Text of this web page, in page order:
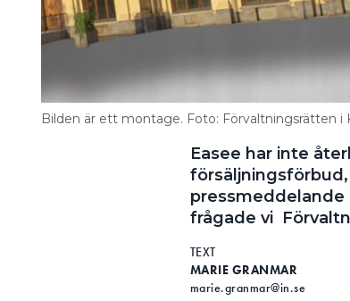
Bilden är ett montage. Foto: Förvaltningsrätten i
Easee har inte
pressmeddelande
frågade vi
TEXT
MARIE GRANMAR
marie.granmar@in.se